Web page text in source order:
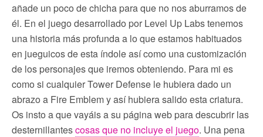
añade un poco de chicha para que no nos aburramos de
él. En el juego desarrollado por Level Up Labs tenemos
una historia más profunda a lo que estamos habituados
en jueguicos de esta índole así como una customización
de los personajes que iremos obteniendo. Para mi es
como si cualquier Tower Defense le hubiera dado un
abrazo a Fire Emblem y así hubiera salido esta criatura.
Os insto a que vayáis a su página web para descubrir las
desternillantescosas que no incluye el juego. Una pena